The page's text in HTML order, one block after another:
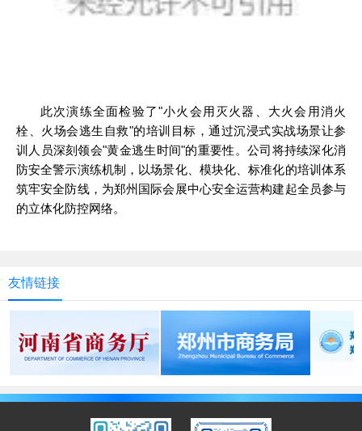
此次演练全面检验了"小火会用灭火器、大火会用消火
栓、火场会逃生自救"的培训目标，通过沉浸式实战场景让参
训人员深刻领会"黄金逃生时间"的重要性。公司将持续深化消
防安全警示演练机制，以场景化、模块化、标准化的培训体系
筑牢安全防线，为郑州国际会展中心安全运营构建起全员参与
的立体化防控网络。
友情链接